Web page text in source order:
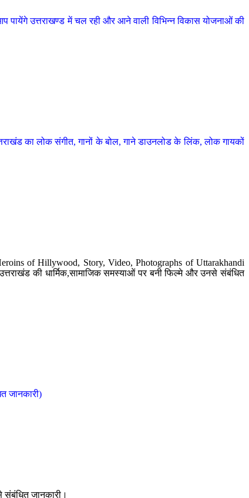
पायेंगे उत्तराखण्ड में चल रही और आने वाली विभिन्न विकास योजनाओं की
का लोक संगीत, गानों के बोल, गाने डाउनलोड के लिंक, लोक गायकों
of Hillywood, Story, Video, Photographs of Uttarakhandi
की धार्मिक,सामाजिक समस्याओं पर बनी फिल्मे और उनसे संबंधित
जानकारी)
संबंधित जानकारी।